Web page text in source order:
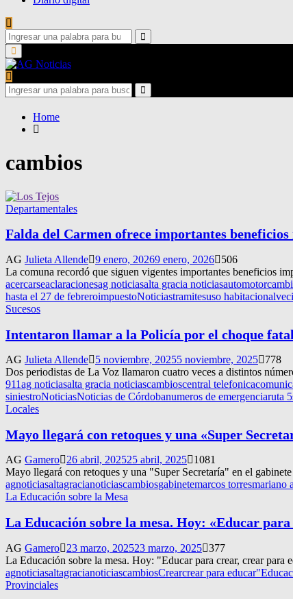
Search
for:
Search
Primary
Menu
Search
for:
Search
Home
cambios
Departamentales
Falda del Carmen ofrece importantes
AG Julieta Allende 9 enero, 20269 enero, 2026
506
La comuna recordó que siguen vigentes importantes beneficios
acercarseaclaracionesag noticiasalta gracia noticiasautomotor
hasta el 27 de febreroimpuestoNoticiastramitesuso habitacional
Sucesos
Intentaron llamar a la Policía por el choque
AG Julieta Allende 5 noviembre, 20255 noviembre, 2025
778
Dos periodistas de La Voz llamaron cuatro veces a distintos
911ag noticiasalta gracia noticiascambioscentral telefonica
siniestroNoticiasNoticias de Córdobanumeros de emergenciaruta 5
Locales
Mayo llegará con retoques y una «Super
AG Gamero 26 abril, 202525 abril, 2025
1081
Mayo llegará con retoques y una "Super Secretaría" en el
agnoticiasaltagracianoticiascambiosgabinetemarcos torresmariano
La Educación sobre la Mesa
La Educación sobre la mesa. Hoy: «Educar
AG Gamero 23 marzo, 202523 marzo, 2025 377
La Educación sobre la mesa. Hoy: "Educar para crear, crear para
agnoticiasaltagracianoticiascambiosCrearcrear para educar"
Provinciales